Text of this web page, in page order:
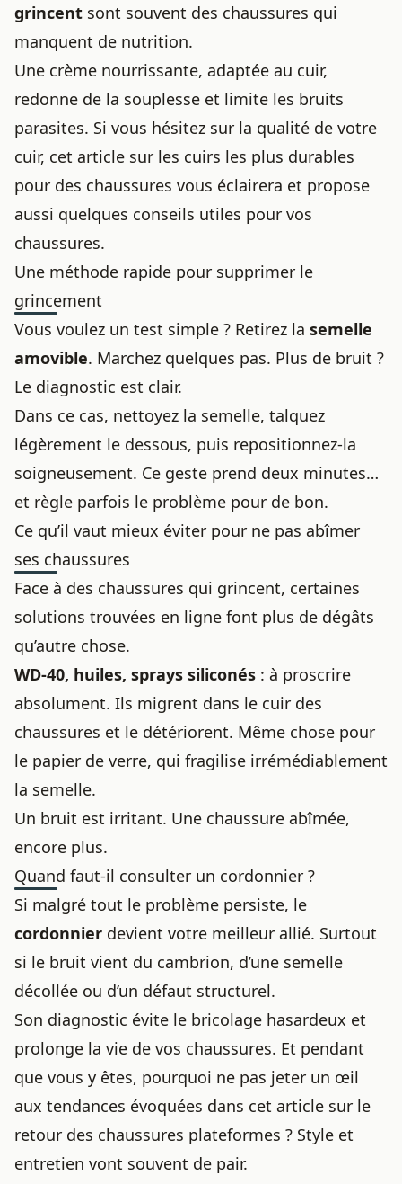
grincent sont souvent des chaussures qui
manquent de nutrition.
Une crème nourrissante, adaptée au cuir,
redonne de la souplesse et limite les bruits
parasites. Si vous hésitez sur la qualité de votre
cuir, cet article sur les cuirs les plus durables
pour des chaussures vous éclairera et propose
aussi quelques conseils utiles pour vos
chaussures.
Une méthode rapide pour supprimer le
grincement
Vous voulez un test simple ? Retirez la semelle
amovible. Marchez quelques pas. Plus de bruit ?
Le diagnostic est clair.
Dans ce cas, nettoyez la semelle, talquez
légèrement le dessous, puis repositionnez-la
soigneusement. Ce geste prend deux minutes…
et règle parfois le problème pour de bon.
Ce qu’il vaut mieux éviter pour ne pas abîmer
ses chaussures
Face à des chaussures qui grincent, certaines
solutions trouvées en ligne font plus de dégâts
qu’autre chose.
WD-40, huiles, sprays siliconés : à proscrire
absolument. Ils migrent dans le cuir des
chaussures et le détériorent. Même chose pour
le papier de verre, qui fragilise irrémédiablement
la semelle.
Un bruit est irritant. Une chaussure abîmée,
encore plus.
Quand faut-il consulter un cordonnier ?
Si malgré tout le problème persiste, le
cordonnier devient votre meilleur allié. Surtout
si le bruit vient du cambrion, d’une semelle
décollée ou d’un défaut structurel.
Son diagnostic évite le bricolage hasardeux et
prolonge la vie de vos chaussures. Et pendant
que vous y êtes, pourquoi ne pas jeter un œil
aux tendances évoquées dans cet article sur le
retour des chaussures plateformes ? Style et
entretien vont souvent de pair.